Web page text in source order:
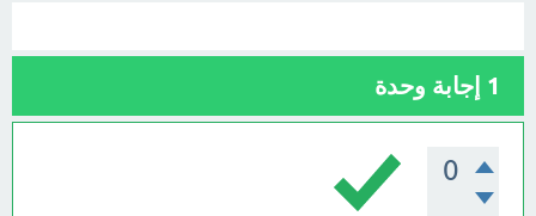
1 إجابة وحدة
0